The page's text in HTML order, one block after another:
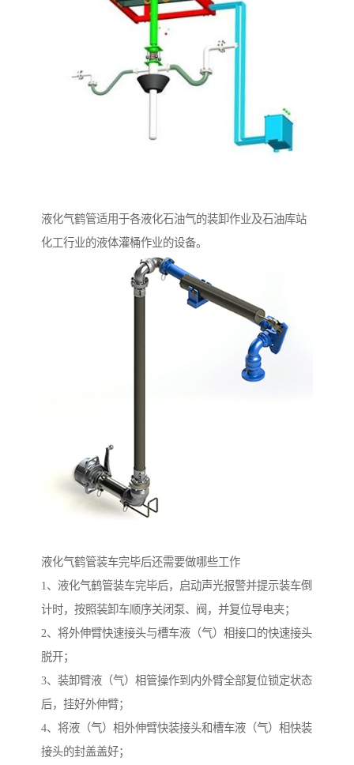
液化气鹤管适用于各液化石油气的装卸作业及石油库站
化工行业的液体灌桶作业的设备。
液化气鹤管装车完毕后还需要做哪些工作
1、液化气鹤管装车完毕后，启动声光报警并提示装车倒
计时，按照装卸车顺序关闭泵、阀，并复位导电夹；
2、将外伸臂快速接头与槽车液（气）相接口的快速接头
脱开；
3、装卸臂液（气）相管操作到内外臂全部复位锁定状态
后，挂好外伸臂；
4、将液（气）相外伸臂快装接头和槽车液（气）相快装
接头的封盖盖好；